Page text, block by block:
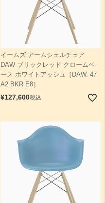
イームズ アームシェルチェア
DAW ブリックレッド クロームベ
ース ホワイトアッシュ［DAW. 47
A2 BKR E8］
¥127,600税込